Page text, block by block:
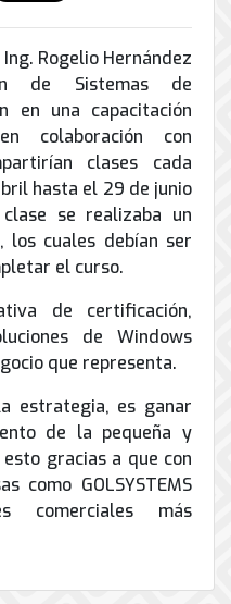
Rogelio Hernández
de Sistemas de
en una capacitación
colaboración con
clases cada
hasta el 29 de junio
se realizaba un
los cuales debían ser
el curso.
de certificación,
de Windows
que representa.
estrategia, es ganar
de la pequeña y
gracias a que con
como GOLSYSTEMS
comerciales más